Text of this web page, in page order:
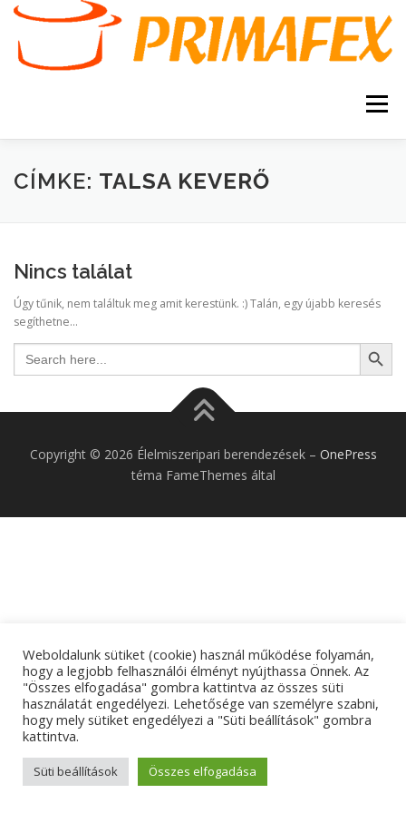
Tovább
tartalomhoz
Menü
KEZDŐOLDAL KAPCSOLAT TERMÉKEK
VÁSÁRLÁSI FELTÉTELEK
CÍMKE: TALSA KEVERŐ
Nincs találat
Úgy tűnik, nem találtuk meg amit kerestünk. :) Talán, egy újabb keresés
segíthetne...
Search
for:
Search Button
Copyright © 2026 Élelmiszeripari berendezések – OnePress
téma FameThemes által
Weboldalunk sütiket (cookie) használ működése folyamán,
hogy a legjobb felhasználói élményt nyújthassa Önnek. Az
"Összes elfogadása" gombra kattintva az összes süti
használatát engedélyezi. Lehetősége van személyre szabni,
hogy mely sütiket engedélyezi a "Süti beállítások" gombra
kattintva.
Süti beállítások Összes elfogadása